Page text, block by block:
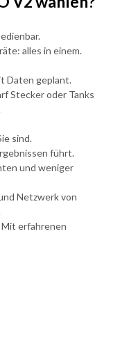
alles in einem.
Daten geplant.
Stecker oder Tanks
sind.
führt.
und weniger
Netzwerk von
Mit erfahrenen